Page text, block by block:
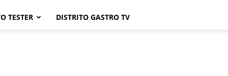
TESTER DISTRITO GASTRO TV